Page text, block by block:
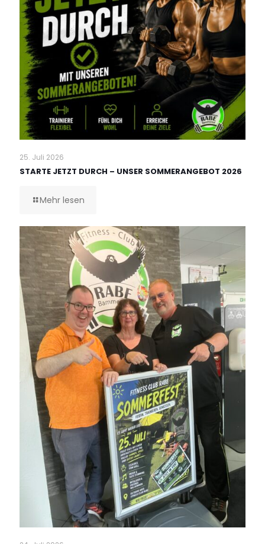
25. Juli 2026
STARTE JETZT DURCH – UNSER SOMMERANGEBOT 2026
Mehr lesen